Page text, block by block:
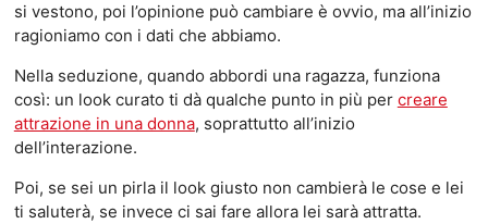
si vestono, poi l’opinione può cambiare è ovvio, ma all’inizio
ragioniamo con i dati che abbiamo.
Nella seduzione, quando abbordi una ragazza, funziona
così: un look curato ti dà qualche punto in più per creare
attrazione in una donna, soprattutto all’inizio
dell’interazione.
Poi, se sei un pirla il look giusto non cambierà le cose e lei
ti saluterà, se invece ci sai fare allora lei sarà attratta.